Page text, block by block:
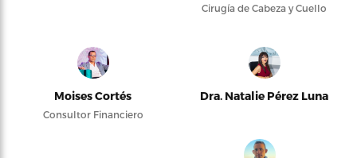
Cirugía de Cabeza y Cuello
Moises Cortés
Consultor Financiero
Dra. Natalie Pérez Luna